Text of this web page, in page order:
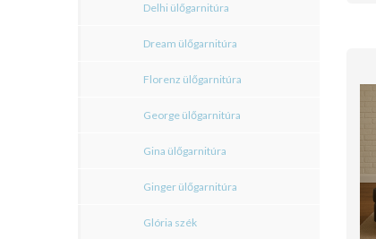
Delhi ülőgarnitúra
Dream ülőgarnitúra
Florenz ülőgarnitúra
George ülőgarnitúra
Gina ülőgarnitúra
Ginger ülőgarnitúra
Glória szék